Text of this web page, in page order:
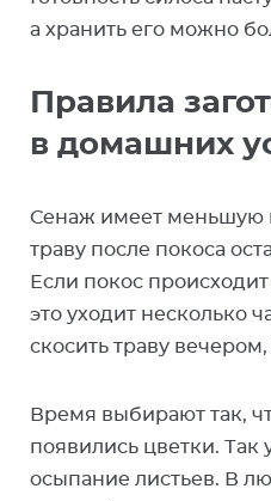
а хранить его можно
Правила
в домашних
Сенаж имеет меньшую
траву после покоса
Если покос
это уходит несколько
скосить траву
Время выбирают так,
появились цветки. Так
осыпание листьев. В